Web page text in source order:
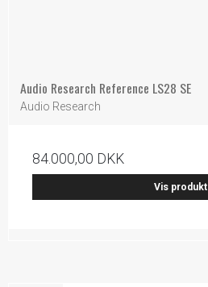
Audio Research Reference LS28 SE
Audio Research
84.000,00 DKK
Vis produkt